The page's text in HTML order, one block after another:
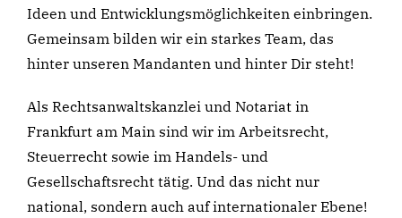
Ideen und Entwicklungsmöglichkeiten einbringen.
Gemeinsam bilden wir ein starkes Team, das
hinter unseren Mandanten und hinter Dir steht!
Als Rechtsanwaltskanzlei und Notariat in
Frankfurt am Main sind wir im Arbeitsrecht,
Steuerrecht sowie im Handels- und
Gesellschaftsrecht tätig. Und das nicht nur
national, sondern auch auf internationaler Ebene!